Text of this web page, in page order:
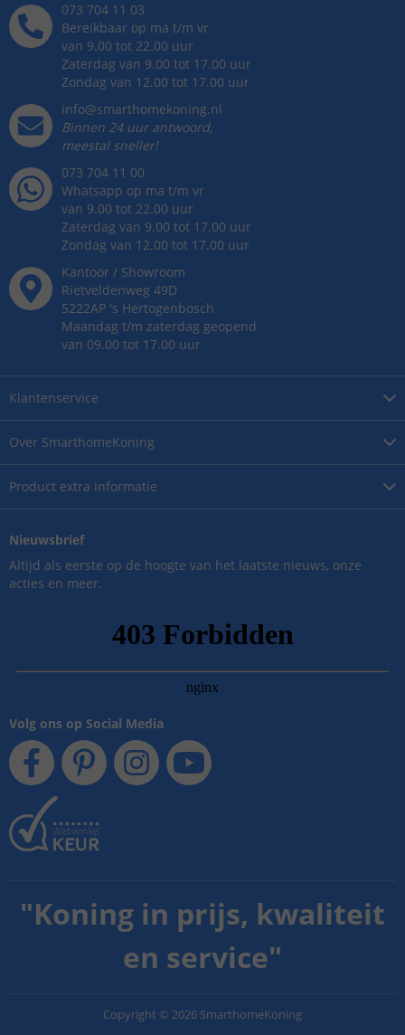
Over SmarthomeKoning
Product extra informatie
Klantenservice
073 704 11 03
Bereikbaar op ma t/m vr
van 9.00 tot 22.00 uur
Zaterdag van 9.00 tot 17.00 uur
Zondag van 12.00 tot 17.00 uur
info@smarthomekoning.nl
Binnen 24 uur antwoord,
meestal sneller!
073 704 11 00
Whatsapp op ma t/m vr
van 9.00 tot 22.00 uur
Zaterdag van 9.00 tot 17.00 uur
Zondag van 12.00 tot 17.00 uur
Kantoor / Showroom
Rietveldenweg 49D
5222AP 's Hertogenbosch
Maandag t/m zaterdag geopend
van 09.00 tot 17.00 uur
Nieuwsbrief
Altijd als eerste op de hoogte van het laatste nieuws, onze
acties en meer.
Volg ons op Social Media
"Koning in prijs, kwaliteit
en service"
Copyright © 2026 SmarthomeKoning